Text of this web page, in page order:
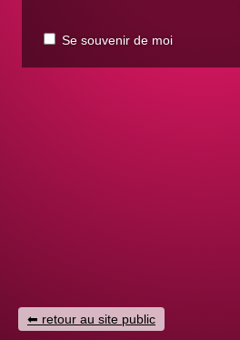
Se souvenir de moi
retour au site public